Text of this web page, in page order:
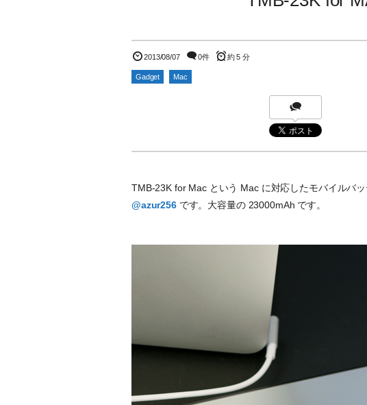
2013/08/07 0件 約 5 分
Gadget Mac
TMB-23K for Mac という Mac に対応したモバイルバ
@azur256です。大容量の 23000mAh です。